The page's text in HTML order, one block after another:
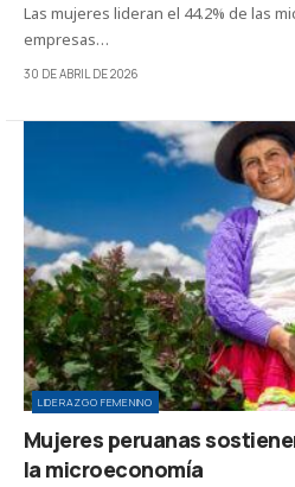
Las mujeres lideran el 44.2% de las
empresas…
30 DE ABRIL DE 2026
LIDERAZGO FEMENINO
Mujeres peruanas
la microeconomía